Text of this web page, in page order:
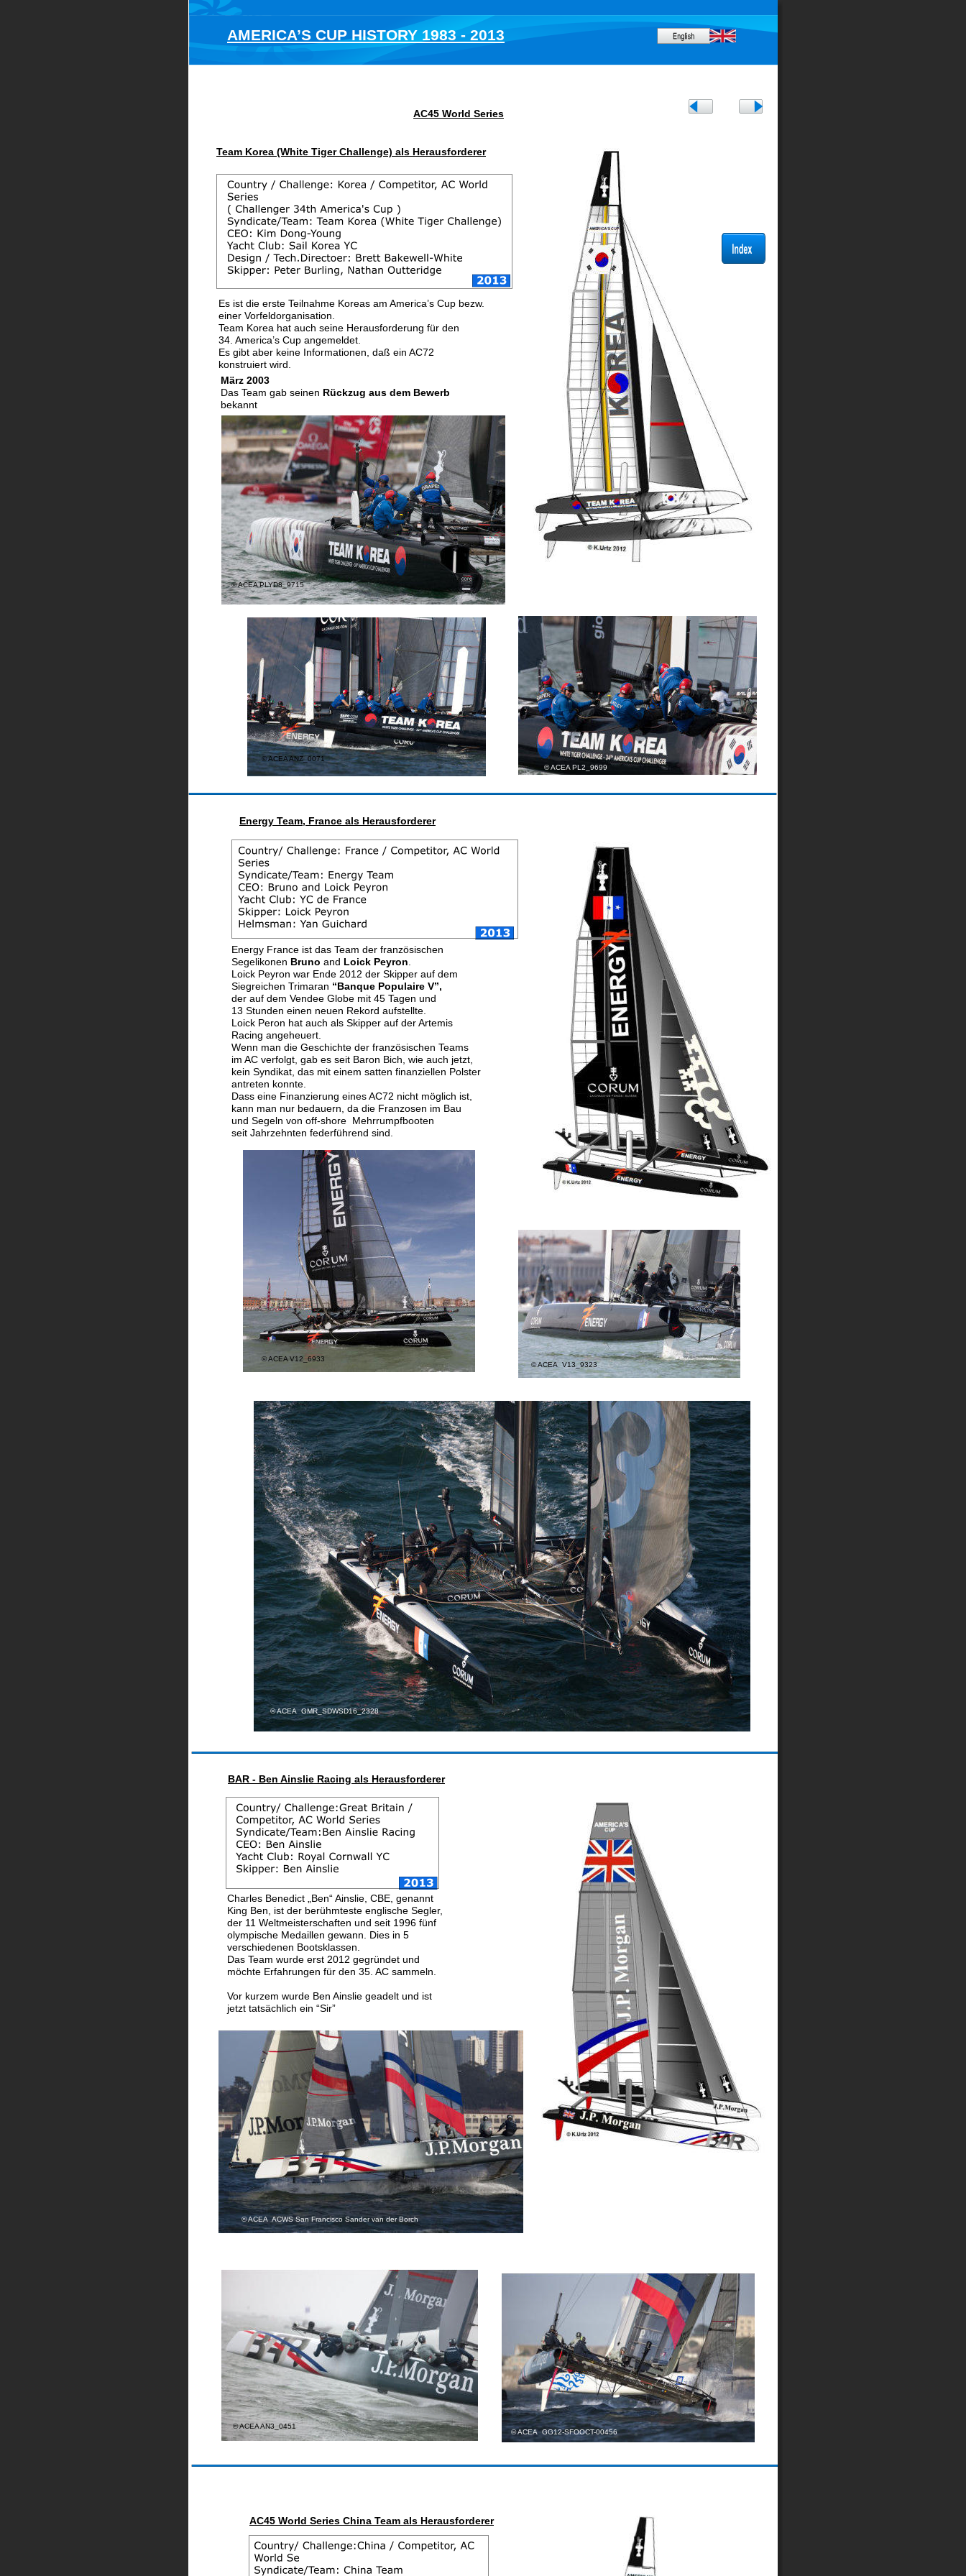
Es ist die erste Teilnahme Koreas am America’s Cup bezw.
einer Vorfeldorganisation.
Team Korea hat auch seine Herausforderung für den
34. America’s Cup angemeldet.
Es gibt aber keine Informationen, daß ein AC72
konstruiert wird.
Team Korea (White Tiger Challenge) als Herausforderer
März 2003
Das Team gab seinen Rückzug aus dem Bewerb
bekannt
© ACEA ANZ_0071
© ACEA PL2_9699
© ACEA PLYD8_9715
Energy France ist das Team der französischen
Segelikonen Bruno and Loick Peyron
Loick Peyron war Ende 2012 der Skipper auf dem
Siegreichen Trimaran “Banque Populaire V”,
der auf dem Vendee Globe mit 45 Tagen und
13 Stunden einen neuen Rekord aufstellte.
Loick Peron hat auch als Skipper auf der Artemis
Racing angeheuert.
Wenn man die Geschichte der französischen Teams
im AC verfolgt, gab es seit Baron Bich, wie auch jetzt,
kein Syndikat, das mit einem satten finanziellen Polster
antreten konnte.
Dass eine Finanzierung eines AC72 nicht möglich ist,
kann man nur bedauern, da die Franzosen im Bau
und Segeln von off-shore  Mehrrumpfbooten
seit Jahrzehnten federführend sind.
Energy Team, France als Herausforderer
© ACEA  GMR_SDWSD16_2328
© ACEA V12_6933
© ACEA  V13_9323
BAR - Ben Ainslie Racing als Herausforderer
Charles Benedict „Ben“ Ainslie, CBE, genannt
King Ben, ist der berühmteste englische Segler,
der 11 Weltmeisterschaften und seit 1996 fünf
olympische Medaillen gewann. Dies in 5
verschiedenen Bootsklassen.
Das Team wurde erst 2012 gegründet und
möchte Erfahrungen für den 35. AC sammeln.
Vor kurzem wurde Ben Ainslie geadelt und ist
jetzt tatsächlich ein “Sir”
© ACEA AN3_0451
© ACEA  GG12-SFOOCT-00456
© ACEA  ACWS San Francisco Sander van der Borch
AC45 World Series China Team als Herausforderer
AC45 World Series
AMERICA’S CUP HISTORY 1983 - 2013